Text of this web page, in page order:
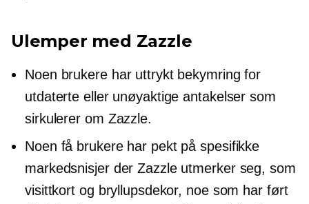
Ulemper med Zazzle
Noen brukere har uttrykt bekymring for
utdaterte eller unøyaktige antakelser som
sirkulerer om Zazzle.
Noen få brukere har pekt på spesifikke
markedsnisjer der Zazzle utmerker seg, som
visittkort og bryllupsdekor, noe som har ført